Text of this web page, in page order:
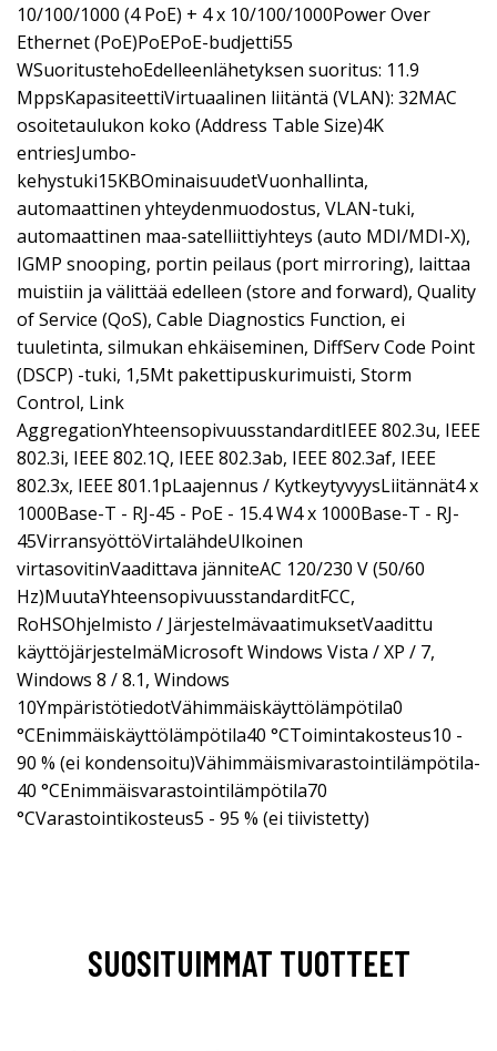
10/100/1000 (4 PoE) + 4 x 10/100/1000Power Over
Ethernet (PoE)PoEPoE-budjetti55
WSuoritustehoEdelleenlähetyksen suoritus: 11.9
MppsKapasiteettiVirtuaalinen liitäntä (VLAN): 32MAC
osoitetaulukon koko (Address Table Size)4K
entriesJumbo-
kehystuki15KBOminaisuudetVuonhallinta,
automaattinen yhteydenmuodostus, VLAN-tuki,
automaattinen maa-satelliittiyhteys (auto MDI/MDI-X),
IGMP snooping, portin peilaus (port mirroring), laittaa
muistiin ja välittää edelleen (store and forward), Quality
of Service (QoS), Cable Diagnostics Function, ei
tuuletinta, silmukan ehkäiseminen, DiffServ Code Point
(DSCP) -tuki, 1,5Mt pakettipuskurimuisti, Storm
Control, Link
AggregationYhteensopivuusstandarditIEEE 802.3u, IEEE
802.3i, IEEE 802.1Q, IEEE 802.3ab, IEEE 802.3af, IEEE
802.3x, IEEE 801.1pLaajennus / KytkeytyvyysLiitännät4 x
1000Base-T - RJ-45 - PoE - 15.4 W4 x 1000Base-T - RJ-
45VirransyöttöVirtalähdeUlkoinen
virtasovitinVaadittava jänniteAC 120/230 V (50/60
Hz)MuutaYhteensopivuusstandarditFCC,
RoHSOhjelmisto / JärjestelmävaatimuksetVaadittu
käyttöjärjestelmäMicrosoft Windows Vista / XP / 7,
Windows 8 / 8.1, Windows
10YmpäristötiedotVähimmäiskäyttölämpötila0
°CEnimmäiskäyttölämpötila40 °CToimintakosteus10 -
90 % (ei kondensoitu)Vähimmäismivarastointilämpötila-
40 °CEnimmäisvarastointilämpötila70
°CVarastointikosteus5 - 95 % (ei tiivistetty)
SUOSITUIMMAT TUOTTEET